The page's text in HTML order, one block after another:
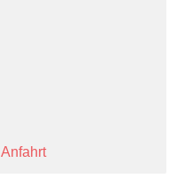
Anfahrt